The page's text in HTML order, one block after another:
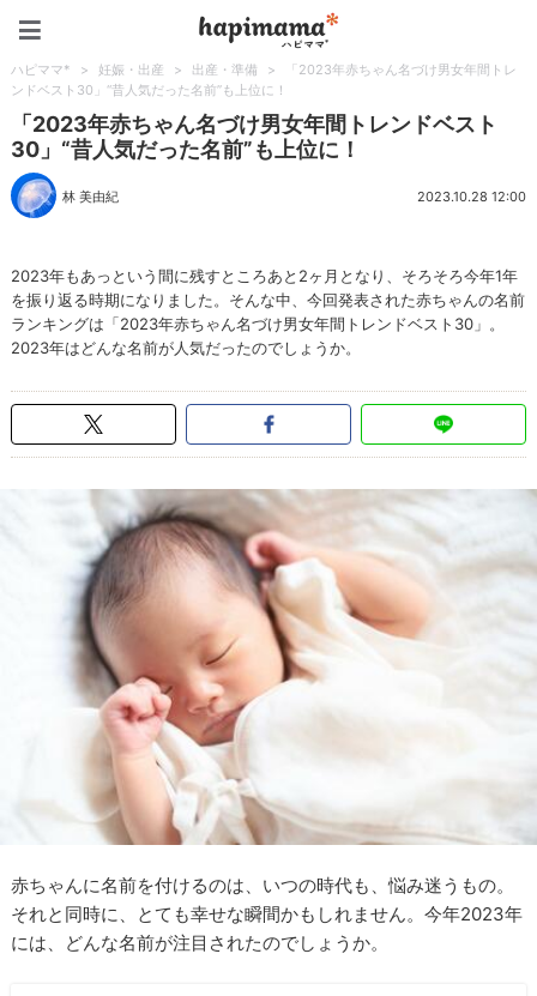
ハピママ* > 妊娠・出産 > 出産・準備 >
「2023年赤ちゃん名づけ男女年間トレ
ンドベスト30」“昔人気だった名前”も上位に！
「2023年赤ちゃん名づけ男女年間トレンドベスト
30」“昔人気だった名前”も上位に！
林 美由紀 2023.10.28 12:00
2023年もあっという間に残すところあと2ヶ月となり、そろそろ今年1年
を振り返る時期になりました。そんな中、今回発表された赤ちゃんの名前
ランキングは「2023年赤ちゃん名づけ男女年間トレンドベスト30」。
2023年はどんな名前が人気だったのでしょうか。
赤ちゃんに名前を付けるのは、いつの時代も、悩み迷うもの。
それと同時に、とても幸せな瞬間かもしれません。今年2023年
には、どんな名前が注目されたのでしょうか。